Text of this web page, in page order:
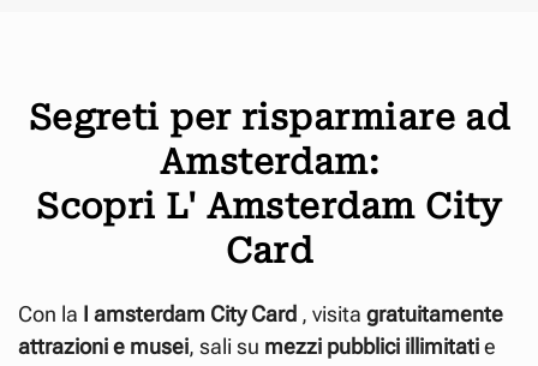
Segreti per risparmiare ad
Amsterdam:
Scopri L' Amsterdam City
Card
Con la I amsterdam City Card , visita gratuitamente
attrazioni e musei, sali su mezzi pubblici illimitatie